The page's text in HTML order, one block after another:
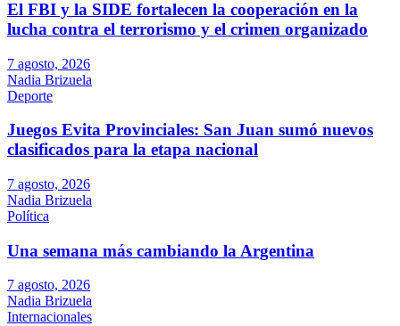
El FBI y la SIDE fortalecen la cooperación en la
lucha contra el terrorismo y el crimen organizado
7 agosto, 2026
Nadia Brizuela
Deporte
Juegos Evita Provinciales: San Juan sumó nuevos
clasificados para la etapa nacional
7 agosto, 2026
Nadia Brizuela
Política
Una semana más cambiando la Argentina
7 agosto, 2026
Nadia Brizuela
Internacionales